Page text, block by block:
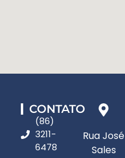
(86)
3211-
6478
CONTATO
Rua José
Sales